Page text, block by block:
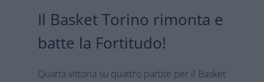
Il Basket Torino rimonta e
batte la Fortitudo!
Quarta vittoria su quattro partite per il Basket